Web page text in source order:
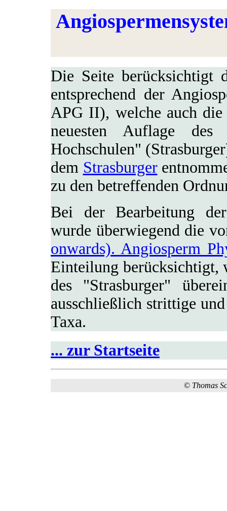
Die Seite berücksichtigt
entsprechend der
APG II), welche auch
neuesten Auflage
Hochschulen"
dem Strasburger
zu den betreffenden
Bei der Bearbeitung
wurde überwiegend die
onwards). Angiosperm
Einteilung berücksichtigt,
des "Strasburger"
ausschließlich strittige
Taxa.
... zur Startseite
© Thomas